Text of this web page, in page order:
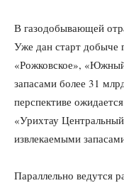
В газодобывающей
Уже дан старт добыче
«Рожковское»,
запасами более 31
перспективе
«Урихтау
извлекаемыми
Параллельно ведутся